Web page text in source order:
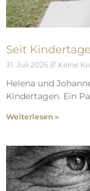
Seit
31. Juli 2026 Keine
Helena und
Kindertagen. Ein
Weiterlesen »